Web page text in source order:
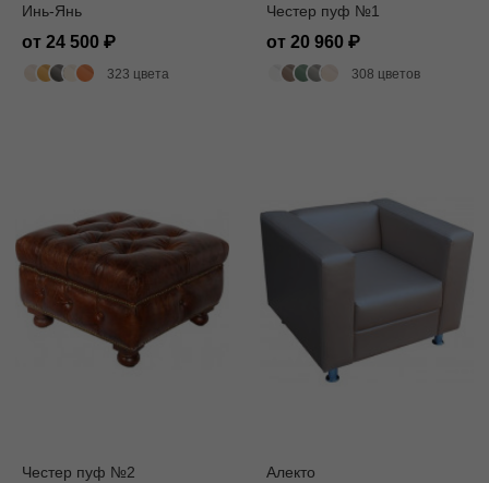
Инь-Янь
от 24 500
323 цвета
Честер пуф №1
от 20 960
308 цветов
Честер пуф №2 Алекто